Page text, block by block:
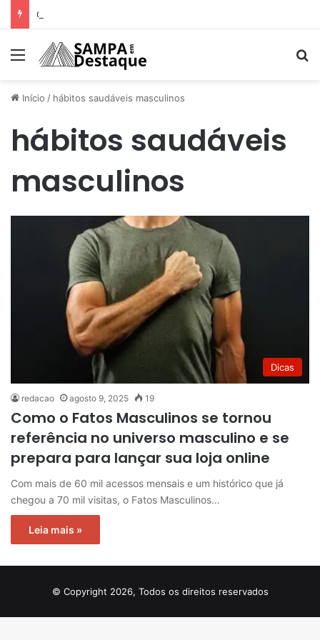
Menu
Início / hábitos saudáveis masculinos
hábitos saudáveis
masculinos
Dicas
redacao agosto 9, 2025 19
Como o Fatos Masculinos se tornou
referência no universo masculino e se
prepara para lançar sua loja online
Com mais de 60 mil acessos mensais e um histórico que já
chegou a 70 mil visitas, o Fatos Masculinos…
Leia mais »
© Copyright 2026, Todos os direitos reservados